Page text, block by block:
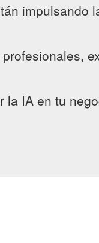
impulsando
IA en tu